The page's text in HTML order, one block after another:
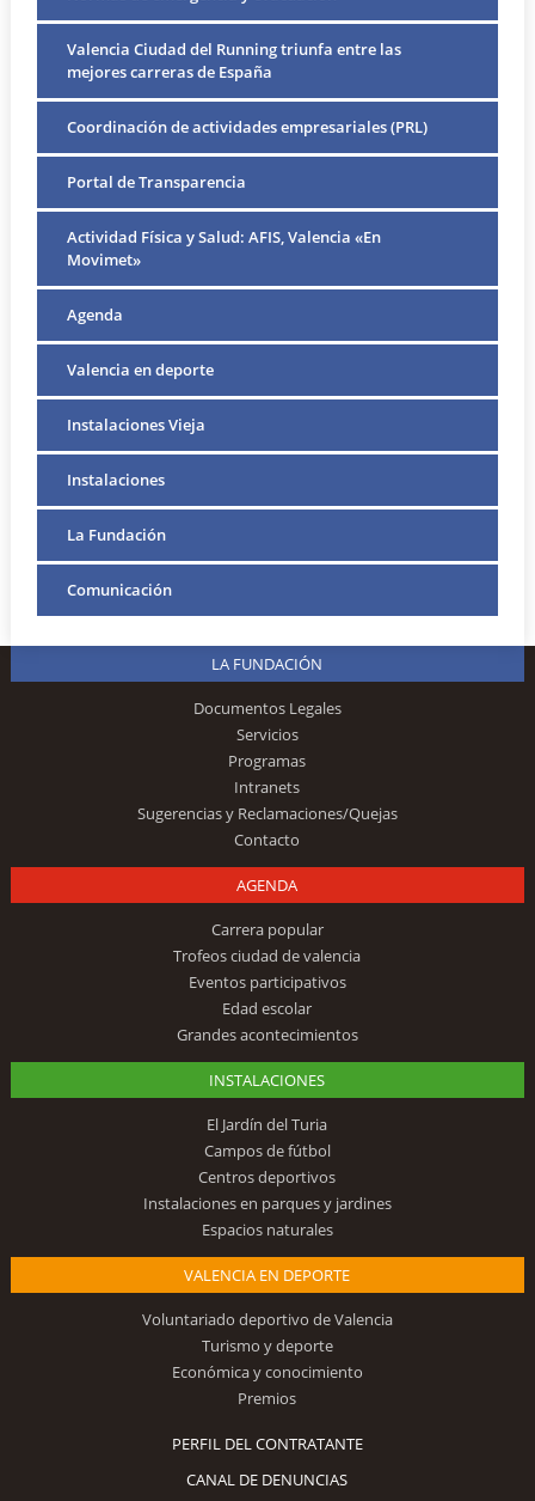
Valencia Ciudad del Running triunfa entre las
mejores carreras de España
Coordinación de actividades empresariales (PRL)
Portal de Transparencia
Actividad Física y Salud: AFIS, Valencia «En
Movimet»
Agenda
Valencia en deporte
Instalaciones Vieja
Instalaciones
La Fundación
Comunicación
LA FUNDACIÓN
Documentos Legales
Servicios
Programas
Intranets
Sugerencias y Reclamaciones/Quejas
Contacto
AGENDA
Carrera popular
Trofeos ciudad de valencia
Eventos participativos
Edad escolar
Grandes acontecimientos
INSTALACIONES
El Jardín del Turia
Campos de fútbol
Centros deportivos
Instalaciones en parques y jardines
Espacios naturales
VALENCIA EN DEPORTE
Voluntariado deportivo de Valencia
Turismo y deporte
Económica y conocimiento
Premios
PERFIL DEL CONTRATANTE
CANAL DE DENUNCIAS